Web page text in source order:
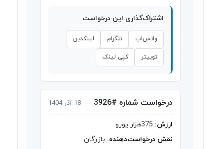
اشتراک‌گذاری این درخواست
واتس‌اپ تلگرام لینکدین
توییتر کپی لینک
درخواست شماره #3926 18 آذر 1404
ارزش:
نقش درخواست‌دهنده: بازرگان